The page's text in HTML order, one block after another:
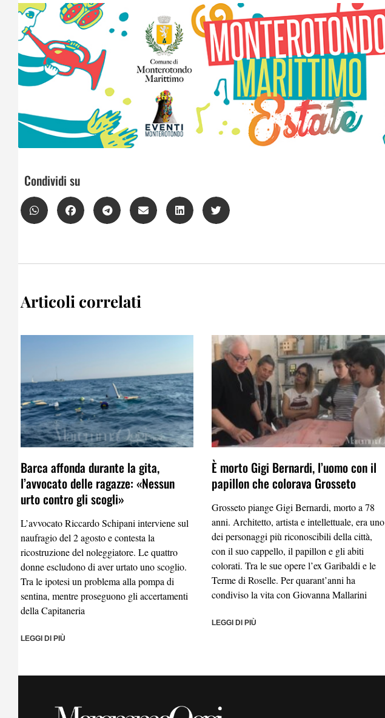
Condividi su
Articoli correlati
Barca affonda durante la gita,
l’avvocato delle ragazze: «Nessun
urto contro gli scogli»
L’avvocato Riccardo Schipani interviene sul
naufragio del 2 agosto e contesta la
ricostruzione del noleggiatore. Le quattro
donne escludono di aver urtato uno scoglio.
Tra le ipotesi un problema alla pompa di
sentina, mentre proseguono gli accertamenti
della Capitaneria
LEGGI DI PIÙ
È morto Gigi Bernardi, l’uomo con il
papillon che colorava Grosseto
Grosseto piange Gigi Bernardi, morto a 78
anni. Architetto, artista e intellettuale, era uno
dei personaggi più riconoscibili della città,
con il suo cappello, il papillon e gli abiti
colorati. Tra le sue opere l’ex Garibaldi e le
Terme di Roselle. Per quarant’anni ha
condiviso la vita con Giovanna Mallarini
LEGGI DI PIÙ